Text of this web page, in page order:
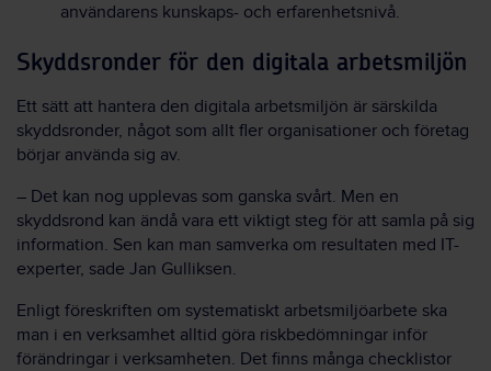
användarens kunskaps- och erfarenhetsnivå.
Skyddsronder för den digitala arbetsmiljön
Ett sätt att hantera den digitala arbetsmiljön är särskilda
skyddsronder, något som allt fler organisationer och företag
börjar använda sig av.
– Det kan nog upplevas som ganska svårt. Men en
skyddsrond kan ändå vara ett viktigt steg för att samla på sig
information. Sen kan man samverka om resultaten med IT-
experter, sade Jan Gulliksen.
Enligt föreskriften om systematiskt arbetsmiljöarbete ska
man i en verksamhet alltid göra riskbedömningar inför
förändringar i verksamheten. Det finns många checklistor